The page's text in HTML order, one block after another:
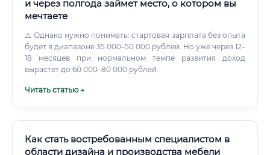
и через полгода займет место, о котором вы
мечтаете
⚠️ Однако нужно понимать: стартовая зарплата без опыта
будет в диапазоне 35 000–50 000 рублей. Но уже через 12–
18 месяцев при нормальном темпе развития доход
вырастет до 60 000–80 000 рублей.
Читать статью →
Как стать востребованным специалистом в
области дизайна и производства мебели